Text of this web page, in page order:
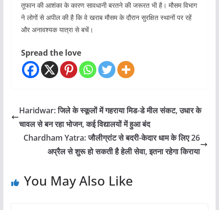
तूफान की आशंका के कारण सावधानी बरतने की जरूरत भी है। मौसम विभाग
ने लोगों से अपील की है कि वे खराब मौसम के दौरान सुरक्षित स्थानों पर रहें
और अनावश्यक यात्रा से बचें।
Spread the love
Haridwar: जिले के स्कूलों में गहराया मिड-डे मील संकट, उधार के
चावल से बन रहा भोजन, कई विद्यालयों में हुआ बंद
Chardham Yatra: जौलीग्रांट से बदरी-केदार धाम के लिए 26
अप्रैल से शुरू हो सकती है हेली सेवा, इतना रहेगा किराया
You May Also Like